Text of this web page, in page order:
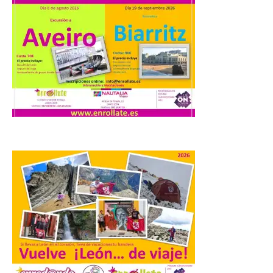
del juego. GEO-Arena nace […]
Transportes activa un
dispositivo especial para
facilitar la movilidad
durante el eclipse total de
Sol del 12 de agosto
Renfe reforzará servicios
de Media Distancia
especialmente en Galicia,
Asturias, Santander y País
Vasco, además del norte
de Castilla y León. En los principales
núcleos urbanos también se reforzarán
los servicios de Cercanías con mayor
afluencia de pasajeros. La Dirección […]